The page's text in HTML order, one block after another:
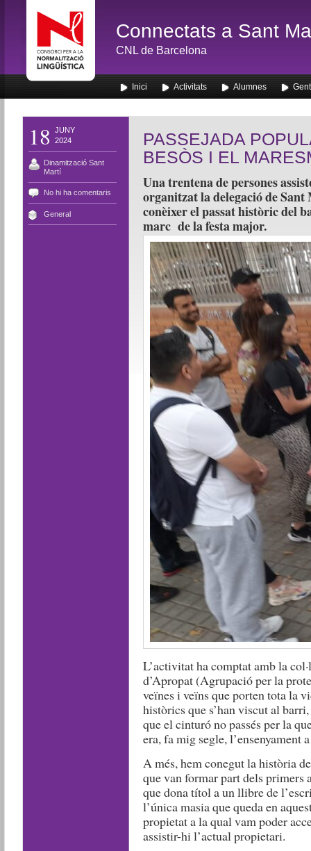
Connectats a Sant
CNL de Barcelona
Inici Activitats Alumnes
18
JUNY
2024
Dinamització Sant
Martí
No hi ha comentaris
General
PASSEJADA
BESÒS I EL
Una trentena de persones
organitzat la delegació de
conèixer el passat històric del
marc de la festa major.
L’activitat ha comptat amb la
d’Apropat (Agrupació per la
veïnes i veïns que porten tota la
històrics que s’han viscut al
que el cinturó no passés per la
era, fa mig segle,
A més, hem conegut la història
que van formar part dels primers
que dona títol a un llibre de
l’única masia que queda en
propietat a la qual vam poder
assistir-hi l’actual propietari.